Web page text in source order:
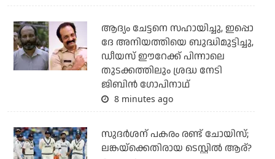
ആദ്യം ചേട്ടനെ സഹായിച്ചു, ഇപ്പൊ
ദേ അനിയത്തിയെ ബുദ്ധിമുട്ടിച്ചു,
ഡീയസ് ഈറേക്ക് പിന്നാലെ
തുടക്കത്തിലും ശ്രദ്ധ നേടി
ജിബിന്‍ ഗോപിനാഥ്
8 minutes ago
സുദര്‍ശന് പകരം രണ്ട് ചോയിസ്;
ലങ്കയ്‌ക്കെതിരായ ടെസ്റ്റില്‍ ആര്?